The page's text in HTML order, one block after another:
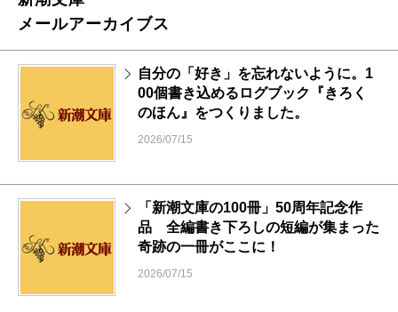
メールアーカイブス
自分の「好き」を忘れないように。1
00個書き込めるログブック『きろく
のほん』をつくりました。
2026/07/15
「新潮文庫の100冊」50周年記念作
品 全編書き下ろしの短編が集まった
奇跡の一冊がここに！
2026/07/15